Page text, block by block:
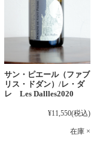
サン・ピエール（ファブ
リス・ドダン）/レ・ダ
レ Les Dallles2020
¥11,550(税込)
在庫 ×